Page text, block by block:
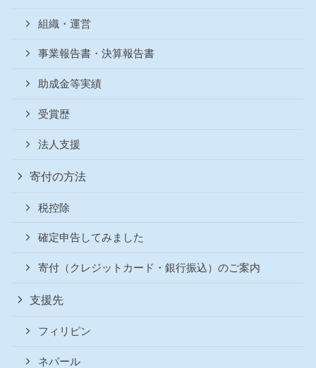
組織・運営
事業報告書・決算報告書
助成金等実績
受賞歴
法人支援
寄付の方法
税控除
確定申告してみました
寄付（クレジットカード・銀行振込）のご案内
支援先
フィリピン
ネパール